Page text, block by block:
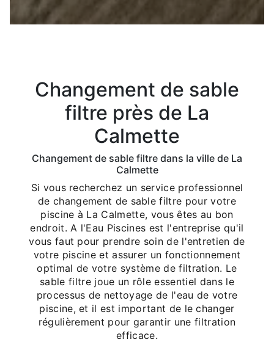
Changement de sable
filtre près de La
Calmette
Changement de sable filtre dans la ville de La
Calmette
Si vous recherchez un service professionnel
de changement de sable filtre pour votre
piscine à La Calmette, vous êtes au bon
endroit. A l'Eau Piscines est l'entreprise qu'il
vous faut pour prendre soin de l'entretien de
votre piscine et assurer un fonctionnement
optimal de votre système de filtration. Le
sable filtre joue un rôle essentiel dans le
processus de nettoyage de l'eau de votre
piscine, et il est important de le changer
régulièrement pour garantir une filtration
efficace.